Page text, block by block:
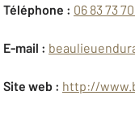
Téléphone : 06 83 73
E-mail :
Site web : http://